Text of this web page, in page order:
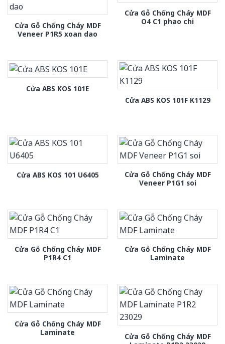
Cửa Gỗ Chống Cháy MDF
Veneer P1R5 xoan dao
Cửa Gỗ Chống Cháy MDF
O4 C1 phao chi
Cửa ABS KOS 101E
Cửa ABS KOS 101F K1129
Cửa ABS KOS 101 U6405
Cửa Gỗ Chống Cháy MDF
Veneer P1G1 soi
Cửa Gỗ Chống Cháy MDF
P1R4 C1
Cửa Gỗ Chống Cháy MDF
Laminate
Cửa Gỗ Chống Cháy MDF
Laminate
Cửa Gỗ Chống Cháy MDF